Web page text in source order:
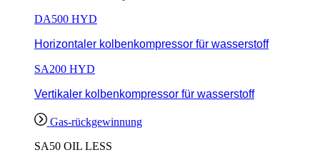
DA500 HYD
Horizontaler kolbenkompressor für wasserstoff
SA200 HYD
Vertikaler kolbenkompressor für wasserstoff
Gas-rückgewinnung
SA50 OIL LESS